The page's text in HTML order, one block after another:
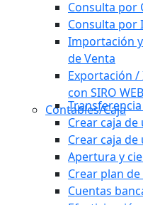
Consulta por
Consulta por
Importación
de Venta
Exportación /
con SIRO
Contables/Caja
Crear caja de
Crear caja de
Apertura y
Crear plan
Cuentas